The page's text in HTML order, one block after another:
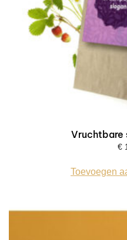
Vruchtbare
€
Toevoegen